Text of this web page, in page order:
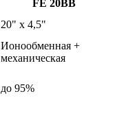
FE 20BB
20" x 4,5"
Ионообменная +
механическая
до 95%